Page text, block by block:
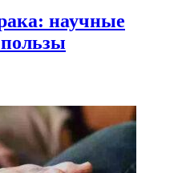
научные
пользы